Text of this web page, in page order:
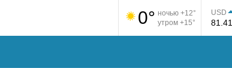
0° ночью +12°
утром +15°
USD
81.41